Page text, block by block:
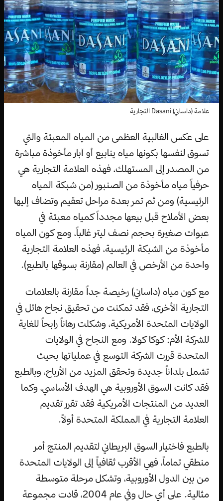
علامة (داساني) Dasani التجارية
على عكس الغالبية العظمى من المياه المعبئة والتي
تسوق لنفسها بكونها مياه ينابيع أو آبار مأخوذة مباشرة
من المصدر إلى المستهلك، فهذه العلامة التجارية هي
حرفياً مياه مأخوذة من الصنبور (من شبكة المياه
الرئيسية) ومن ثم تمر بعدة مراحل تعقيم وتضاف إليها
بعض الأملاح قبل بيعها مجدداً كمياه معبئة في
عبوات صغيرة بحجم نصف ليتر غالباً، ومع كون المياه
مأخوذة من الشبكة الرئيسية، فهذه العلامة التجارية
واحدة من الأرخص في العالم (مقارنة بسوقها بالطبع).
مع كون مياه (داساني) رخيصة جداً مقارنة بالعلامات
التجارية الأخرى، فقد تمكنت من تحقيق نجاح هائل في
الولايات المتحدة الأمريكية، وشكلت رهاناً رابحاً للغاية
للشركة الأم: كوكا كولا. ومع النجاح في الولايات
المتحدة قررت الشركة التوسع في عملياتها بحيث
تشمل بلداناً جديدة وتحقق المزيد من الأرباح، وبالطبع
فقد كانت السوق الأوروبية هي الهدف الأساسي، وكما
العديد من المنتجات الأمريكية فقد تقرر تقديم
العلامة التجارية في المملكة المتحدة أولاً.
بالطبع فاختيار السوق البريطاني لتقديم المنتج أمر
منطقي تماماً، فهي الأقرب ثقافياً إلى الولايات المتحدة
من بين الدول الأوروبية، وتشكل مرحلة متوسطة
مثالية. على أي حال وفي عام 2004، قادت مجموعة